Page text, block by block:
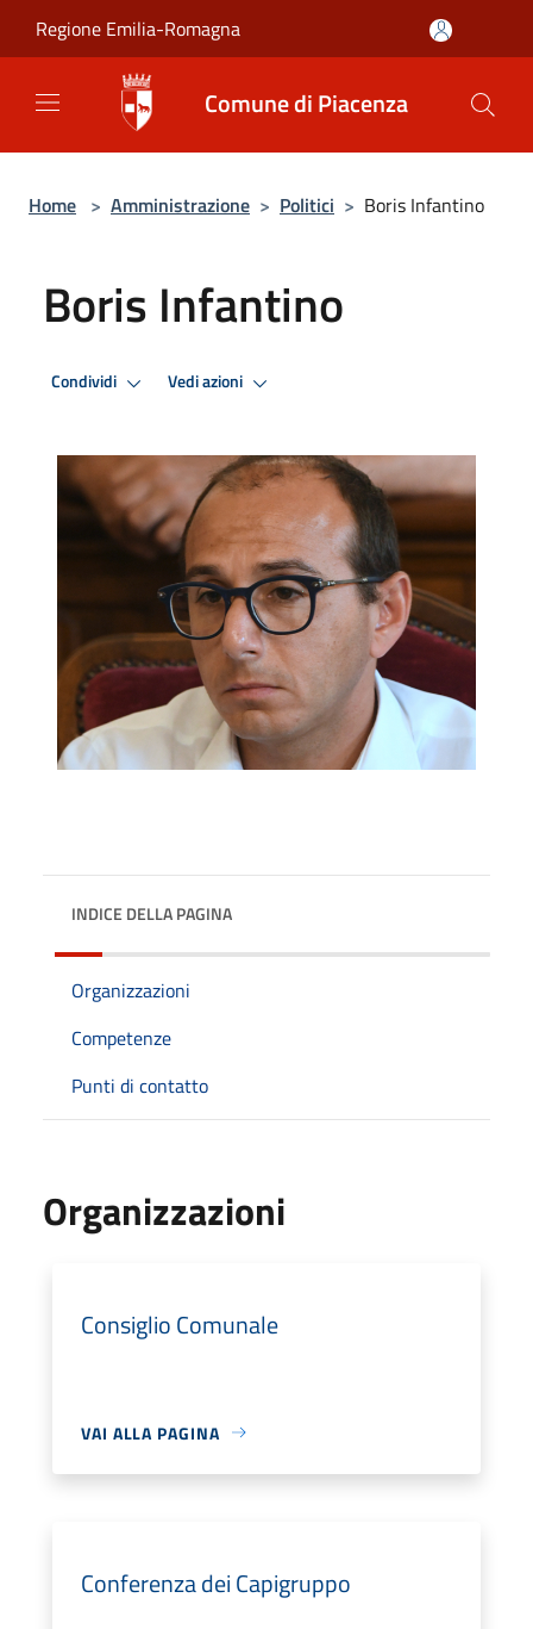
Regione Emilia-Romagna
Comune di Piacenza
Home > Amministrazione > Politici > Boris Infantino
Boris Infantino
Condividi Vedi azioni
INDICE DELLA PAGINA
Organizzazioni
Competenze
Punti di contatto
Organizzazioni
Consiglio Comunale
VAI ALLA PAGINA
Conferenza dei Capigruppo